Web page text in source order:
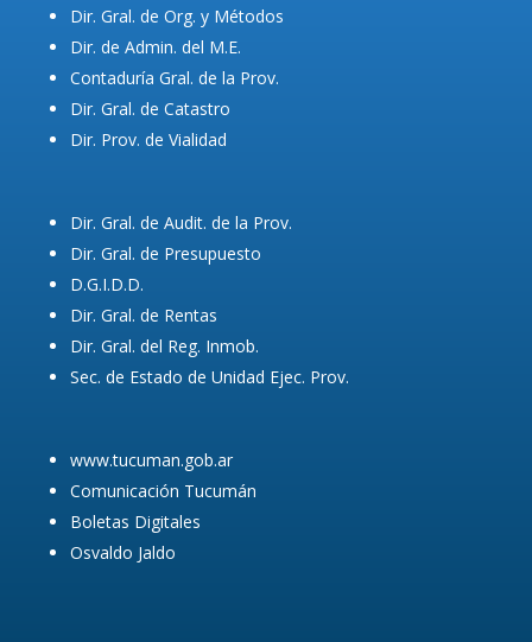
Dir. Gral. de Org. y Métodos
Dir. de Admin. del M.E.
Contaduría Gral. de la Prov.
Dir. Gral. de Catastro
Dir. Prov. de Vialidad
Dir. Gral. de Audit. de la Prov.
Dir. Gral. de Presupuesto
D.G.I.D.D.
Dir. Gral. de Rentas
Dir. Gral. del Reg. Inmob.
Sec. de Estado de Unidad Ejec. Prov.
www.tucuman.gob.ar
Comunicación Tucumán
Boletas Digitales
Osvaldo Jaldo